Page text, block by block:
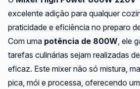
excelente adição para qualquer
praticidade e eficiência no preparo
Com uma potência de 800W, ele
tarefas culinárias sejam realizadas
eficaz. Este mixer não só mistura,
pica, mói e processa, oferecendo